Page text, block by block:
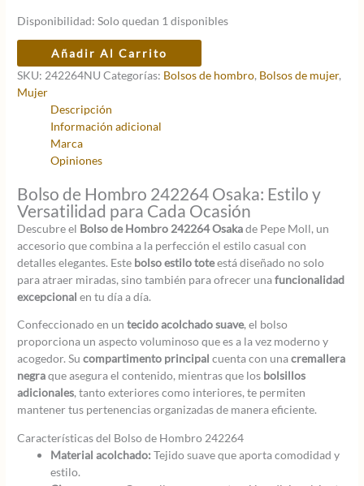
original
era:
65,00 €.
actual
es:
52,00 €.
Disponibilidad: Solo quedan 1 disponibles
de
hombro
242264
Nude/Negro
cantidad
Añadir Al Carrito
SKU: 242264NU Categorías: Bolsos de hombro, Bolsos de mujer,
Mujer
Descripción
Información adicional
Marca
Opiniones
Bolso de Hombro 242264 Osaka: Estilo y
Versatilidad para Cada Ocasión
Descubre el Bolso de Hombro 242264 Osakade Pepe Moll, un
accesorio que combina a la perfección el estilo casual con
detalles elegantes. Este bolso estilo toteestá diseñado no solo
para atraer miradas, sino también para ofrecer unafuncionalidad
excepcional en tu día a día.
Confeccionado en untecido acolchado suave, el bolso
proporciona un aspecto voluminoso que es a la vez moderno y
acogedor. Sucompartimento principal cuenta con unacremallera
negraque asegura el contenido, mientras que los bolsillos
adicionales, tanto exteriores como interiores, te permiten
mantener tus pertenencias organizadas de manera eficiente.
Características del Bolso de Hombro 242264
Material acolchado: Tejido suave que aporta comodidad y
estilo.